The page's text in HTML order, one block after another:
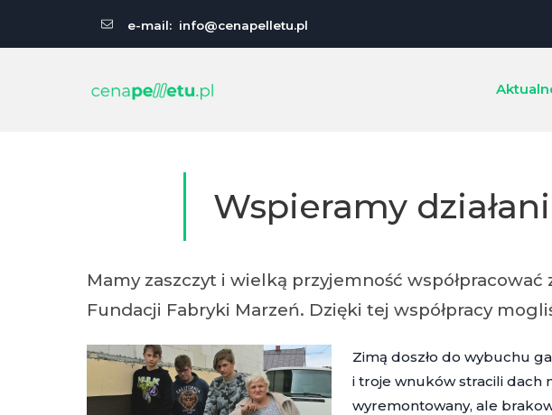
e-mail: info@cenapelletu.pl
Wspieramy
Mamy zaszczyt i wielką przyjemność
Fundacji Fabryki Marzeń. Dzięki tej współpracy
Zimą doszło do wybuchu
i troje wnuków stracili dach
wyremontowany, ale